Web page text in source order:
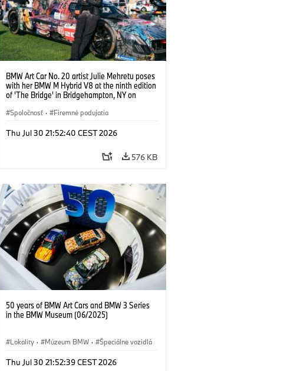
BMW Art Car No. 20 artist Julie Mehretu poses
with her BMW M Hybrid V8 at the ninth edition
of 'The Bridge' in Bridgehampton, NY on
@benfrankephoto.
Spoločnosť · Firemné podujatia
Thu Jul 30 21:52:40 CEST 2026
576 KB
50 years of BMW Art Cars and BMW 3 Series
in the BMW Museum (06/2025)
Lokality · Múzeum BMW ·
Špeciálne vozidlá
Thu Jul 30 21:52:39 CEST 2026